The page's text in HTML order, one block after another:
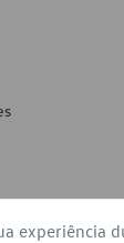
experiência